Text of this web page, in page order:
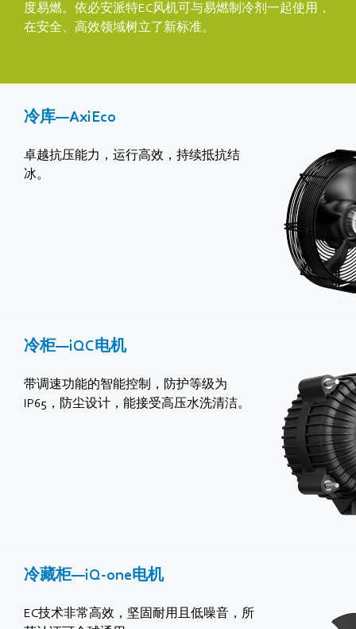
度易燃。依必安派特EC风机可与易燃制冷剂一起使用，
在安全、高效领域树立了新标准。
冷库—AxiEco
卓越抗压能力，运行高效，持续抵抗结
冰。
冷柜—iQC电机
带调速功能的智能控制，防护等级为
IP65，防尘设计，能接受高压水洗清洁。
冷藏柜—iQ-one电机
EC技术非常高效，坚固耐用且低噪音，所